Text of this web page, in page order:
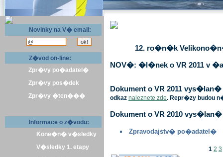
Novinky na V� email:
Z�vod on-line:
Zpr�vy po�adatel�
Zpr�vy pos�dek
Zpr�vy �ten���
Informace o z�vodu:
Kone�n� v�sledky
V�sledky 1. etapy
12. ro�n�k
NOV�: �l�nek o VR 2011 v
Dokument o VR 2011
odkaz naleznete zde. Repr�zy budou
Dokument o VR 2010
Zpravodajstv� po�adatel�
1 2 3